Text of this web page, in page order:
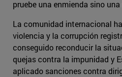
pruebe una enmienda sino
La comunidad internacional
violencia y la corrupción
conseguido reconducir la
quejas contra la impunidad y
aplicado sanciones contra